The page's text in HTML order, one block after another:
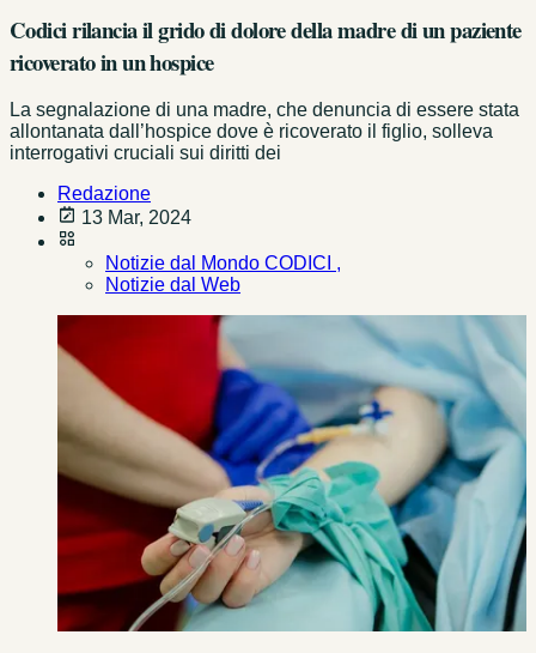
Codici rilancia il grido di dolore della madre di un paziente
ricoverato in un hospice
La segnalazione di una madre, che denuncia di essere stata
allontanata dall’hospice dove è ricoverato il figlio, solleva
interrogativi cruciali sui diritti dei
Redazione
13 Mar, 2024
Notizie dal Mondo CODICI ,
Notizie dal Web